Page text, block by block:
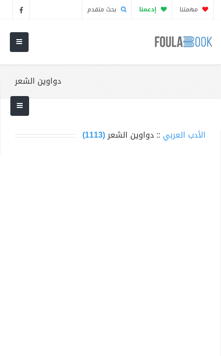
مهمتنا إدعمنا بحث متقدم
دواوين الشعر
الأدب العربي :: دواوين الشعر(1113)